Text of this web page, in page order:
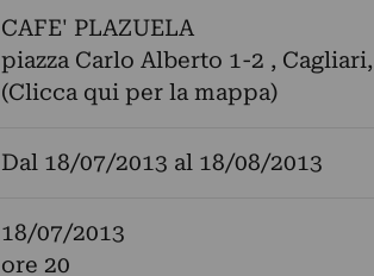
CAFE' PLAZUELA
piazza Carlo Alberto 1-2 ,
(Clicca qui per la mappa)
Dal 18/07/2013 al 18/08/2013
18/07/2013
ore 20